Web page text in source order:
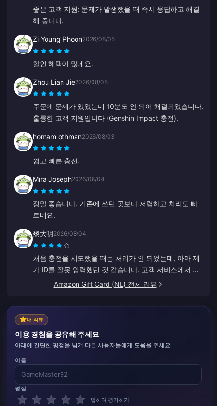
좋은 고객 지원: 문제가 발생했을 때 즉시 응답하고 해결
해 줍니다.
Zi Young Phoon2026/08/05
할인 혜택이 많네요.
Zhou Lian Jie2026/08/05
주문에 문제가 있었는데 10분도 안 되어 해결되었습니다.
훌륭한 고객 지원입니다 (Genshin Impact 충전).
homam othman2026/08/03
쉽고 빠른 충전.
Mira Joseph2026/08/04
정말 좋습니다. 기존에 쓰던 곳보다 저렴하고 처리도 빠
르네요.
黎大明2026/08/04
처음 충전을 시도했을 때는 처리가 안 되었는데, 아마 제
가 ID를 잘못 입력했던 것 같습니다. 고객 서비스에서 환
불을 진행해 주었습니다. 두 번째 시도에서는 아무 문제
할 예정입니다.
Amazon Gift Card (NL) 전체 리뷰
내 리뷰
이용 경험을 공유해 주세요
아래에 간단한 평점을 남겨 다른 사용자들에게 도움을 주세요.
이름
평점
탭하여 평가하기